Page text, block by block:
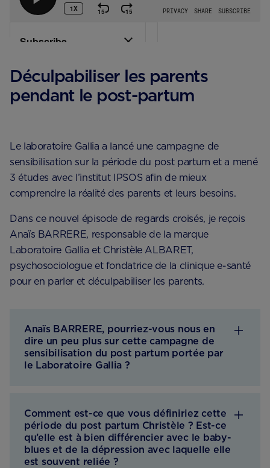
Déculpabiliser les parents
pendant le post-partum
Le laboratoire Gallia a lancé une campagne de
sensibilisation sur la période du post partum et a mené
3 études avec l’institut IPSOS afin de mieux
comprendre la réalité des parents et leurs besoins.
Dans ce nouvel épisode de regards croisés, je reçois
Anaïs BARRERE, responsable de la marque
Laboratoire Gallia et Christèle ALBARET,
psychosociologue et fondatrice de la clinique e-santé
pour en parler et déculpabiliser les parents.
Anaïs BARRERE, pourriez-vous nous en
dire un peu plus sur cette campagne de
sensibilisation du post partum portée par
le Laboratoire Gallia ?
Comment est-ce que vous définiriez cette
période du post partum Christèle ? Est-ce
qu’elle est à bien différencier avec le baby-
blues et de la dépression avec laquelle elle
est souvent reliée ?